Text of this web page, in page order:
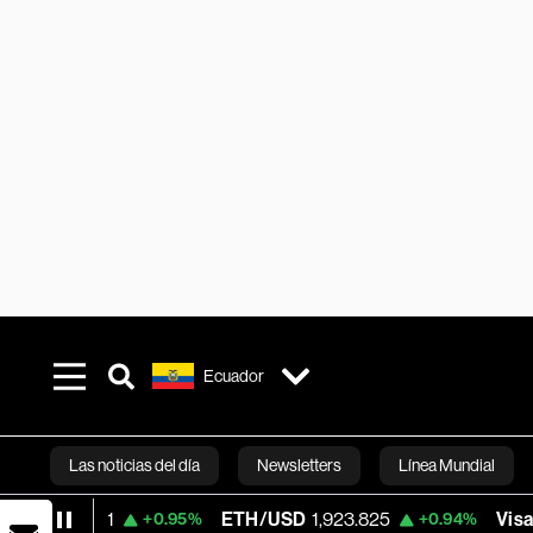
Ecuador
Las noticias del día Newsletters Línea Mundial
Bloomberg
ETH/USD 1,923.825 +0.94% Visa 366.16 -1.16%